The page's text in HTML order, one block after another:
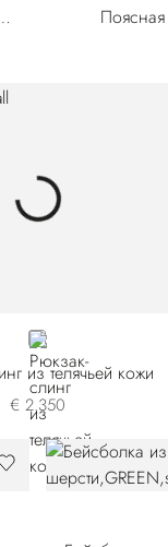
кожи
Поясная
BLUE
из телячьей кожи
€ 2.350